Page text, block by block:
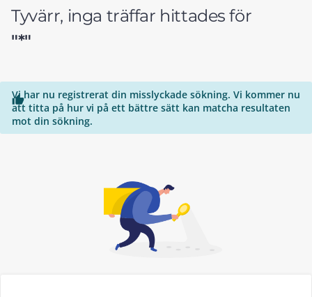
Tyvärr, inga träffar hittades för
"*"

Vi har nu registrerat din misslyckade sökning. Vi kommer nu
att titta på hur vi på ett bättre sätt kan matcha resultaten
mot din sökning.